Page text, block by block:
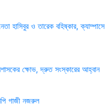
হাসিবুর ও তারেক বহিষ্কার, ক্যাম্পাসে
ক্ষোভ, দ্রুত সংস্কারের আহ্বান
গাজী নজরুল